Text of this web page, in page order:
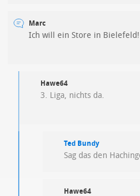
Marc
Ich will ein Store in Bielefeld!
Hawe64
3. Liga, nichts da.
Ted Bundy
Sag das den
Hawe64